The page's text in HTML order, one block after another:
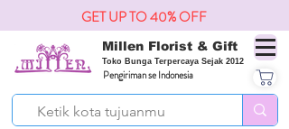
Millen Florist & Gift
Toko Bunga Terpercaya Sejak 2012
Pengiriman se Indonesia
GET UP TO 40% OFF